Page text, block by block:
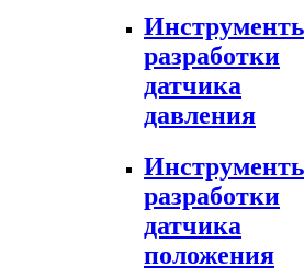
разработки
датчика
давления
разработки
датчика
положения